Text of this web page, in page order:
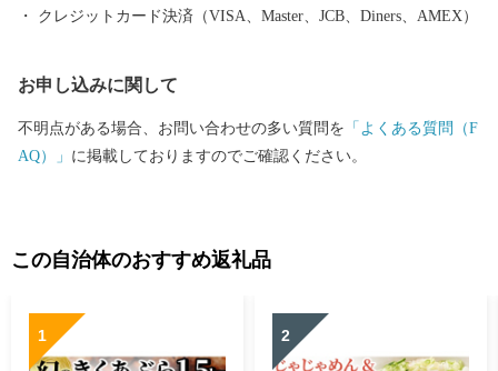
クレジットカード決済（VISA、Master、JCB、Diners、AMEX）
お申し込みに関して
不明点がある場合、お問い合わせの多い質問を 「よくある質問（F
AQ）」 に掲載しておりますのでご確認ください。
この自治体のおすすめ返礼品
1 2